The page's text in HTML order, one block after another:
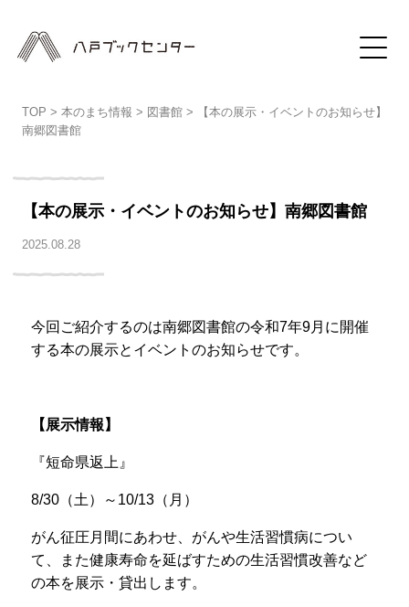
TOP > 本のまち情報 > 図書館>
【本の展示・イベントのお知らせ】
南郷図書館
【本の展示・イベントのお知らせ】南郷図書館
2025.08.28
今回ご紹介するのは南郷図書館の令和7年9月に開催
する本の展示とイベントのお知らせです。
【展示情報】
『短命県返上』
8/30（土） ～ 10/13（ 月）
がん征圧月間にあわせ、がんや生活習慣病につい
て、また健康寿命を延ばすための生活習慣改善など
の本を展示・貸出します。